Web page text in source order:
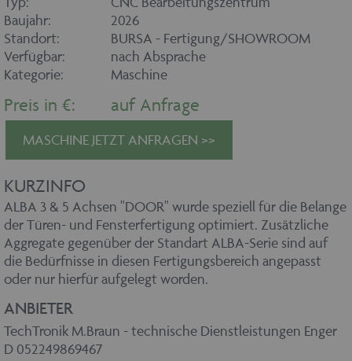
Baujahr:
2026
Standort:
BURSA - Fertigung/SHOWROOM
Verfügbar:
nach Absprache
Kategorie:
Maschine
Preis in €: auf Anfrage
MASCHINE JETZT ANFRAGEN >>
KURZINFO
ALBA 3 & 5 Achsen "DOOR" wurde speziell für die Belange
der Türen- und Fensterfertigung optimiert. Zusätzliche
Aggregate gegenüber der Standart ALBA-Serie sind auf
die Bedürfnisse in diesen Fertigungsbereich angepasst
oder nur hierfür aufgelegt worden.
ANBIETER
TechTronik M.Braun - technische Dienstleistungen Enger
D 052249869467